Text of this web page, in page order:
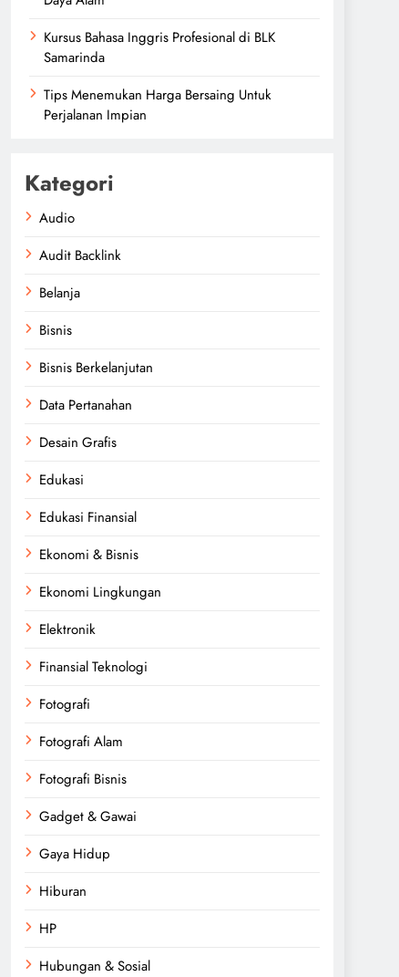
Kursus Bahasa Inggris Profesional di BLK
Samarinda
Tips Menemukan Harga Bersaing Untuk
Perjalanan Impian
Kategori
Audio
Audit Backlink
Belanja
Bisnis
Bisnis Berkelanjutan
Data Pertanahan
Desain Grafis
Edukasi
Edukasi Finansial
Ekonomi & Bisnis
Ekonomi Lingkungan
Elektronik
Finansial Teknologi
Fotografi
Fotografi Alam
Fotografi Bisnis
Gadget & Gawai
Gaya Hidup
Hiburan
HP
Hubungan & Sosial